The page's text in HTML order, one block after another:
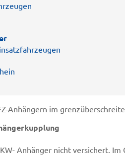
Anhängern im
Anhänger nicht versichert.